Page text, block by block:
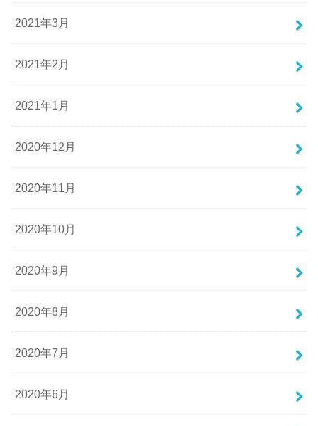
2021年3月
2021年2月
2021年1月
2020年12月
2020年11月
2020年10月
2020年9月
2020年8月
2020年7月
2020年6月